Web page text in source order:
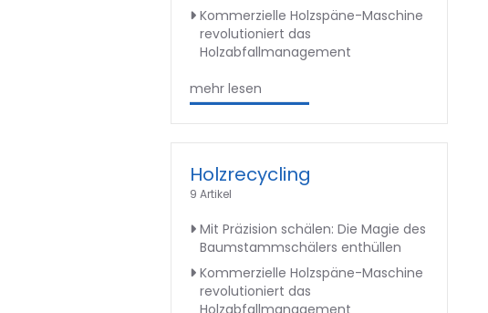
Kommerzielle Holzspäne-Maschine
revolutioniert das
Holzabfallmanagement
mehr lesen
Holzrecycling
9 Artikel
Mit Präzision schälen: Die Magie des
Baumstammschälers enthüllen
Kommerzielle Holzspäne-Maschine
revolutioniert das
Holzabfallmanagement